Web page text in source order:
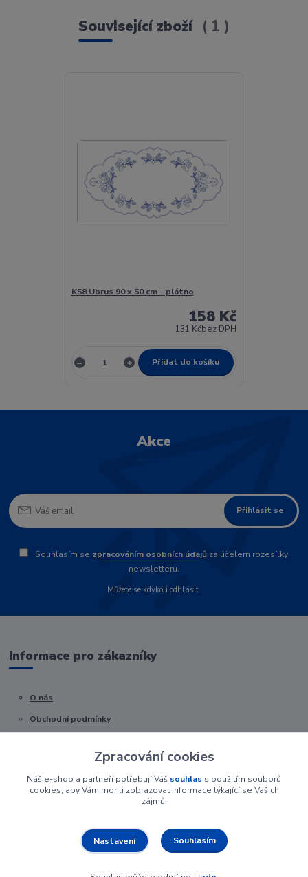
Související zboží 1
K58 Ubrus 90 x 50 cm - plátno
158 Kč
131 Kčbez DPH
Přidat do košíku
Akce
Přihlásit se
Souhlasím se zpracováním osobních údajů za účelem rozesílky
newsletteru.
Můžete se kdykoli odhlásit.
Informace pro zákazníky
O nás
Obchodní podmínky
Zpracování cookies
Náš e-shop a partneři potřebují Váš souhlas s použitím souborů
cookies, aby Vám mohli zobrazovat informace týkající se Vašich
zájmů.
Nastavení Souhlasím